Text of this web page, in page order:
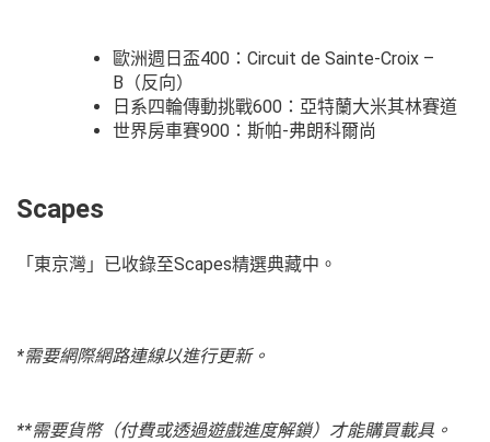
歐洲週日盃400：Circuit de Sainte-Croix –
B（反向）
日系四輪傳動挑戰600：亞特蘭大米其林賽道
世界房車賽900：斯帕-弗朗科爾尚
Scapes
「東京灣」已收錄至Scapes精選典藏中。
*需要網際網路連線以進行更新。
**需要貨幣（付費或透過遊戲進度解鎖）才能購買載具。